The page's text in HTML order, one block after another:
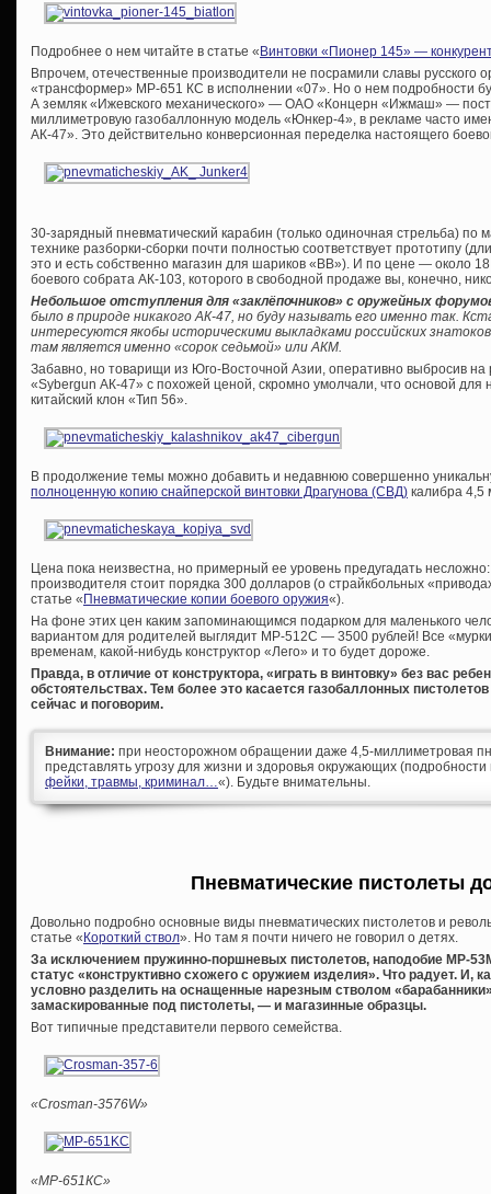
Подробнее о нем читайте в статье « Винтовки «Пионер 145» —
Впрочем, отечественные производители не посрамили славы
«трансформер» МР-651 КС в исполнении «07». Но о нем подробности
А земляк «Ижевского механического» — ОАО «Концерн «Ижмаш» —
миллиметровую газобаллонную модель «Юнкер-4», в рекламе часто
АК-47». Это действительно конверсионная переделка настоящего
30-зарядный пневматический карабин (только одиночная стрельба) по
технике разборки-сборки почти полностью соответствует прототипу
это и есть собственно магазин для шариков «ВВ»). И по цене — около
боевого собрата АК-103, которого в свободной продаже вы, конечно,
Небольшое отступления для «заклёпочников» с оружейных
было в природе никакого АК-47, но буду называть его именно так.
интересуются якобы историческими выкладками российских
там является именно «сорок седьмой» или АКМ.
Забавно, но товарищи из Юго-Восточной Азии, оперативно выбросив
«Sybergun АК-47» с похожей ценой, скромно умолчали, что основой для
китайский клон «Тип 56».
В продолжение темы можно добавить и недавнюю совершенно
полноценную копию снайперской винтовки Драгунова (СВД) калибра 4,5
Цена пока неизвестна, но примерный ее уровень предугадать
производителя стоит порядка 300 долларов (о страйкбольных
статье « Пневматические копии боевого оружия«).
На фоне этих цен каким запоминающимся подарком для маленького
вариантом для родителей выглядит МР-512С — 3500 рублей! Все
временам, какой-нибудь конструктор «Лего» и то будет дороже.
Правда, в отличие от конструктора, «играть в винтовку» без вас
обстоятельствах. Тем более это касается газобаллонных
сейчас и поговорим.
Внимание: при неосторожном обращении даже 4,5-миллиметровая
представлять угрозу для жизни и здоровья окружающих (подробности
фейки, травмы, криминал…«). Будьте внимательны.
Пневматические пистолеты
Довольно подробно основные виды пневматических пистолетов и
статье « Короткий ствол». Но там я почти ничего не говорил о детях.
За исключением пружинно-поршневых пистолетов, наподобие МР-
статус «конструктивно схожего с оружием изделия». Что радует. И,
условно разделить на оснащенные нарезным стволом
замаскированные под пистолеты, — и магазинные образцы.
Вот типичные представители первого семейства.
«Crosman-3576W»
«МР-651КС»